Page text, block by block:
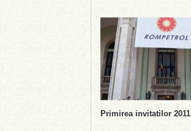
Primirea invitatilor 2011